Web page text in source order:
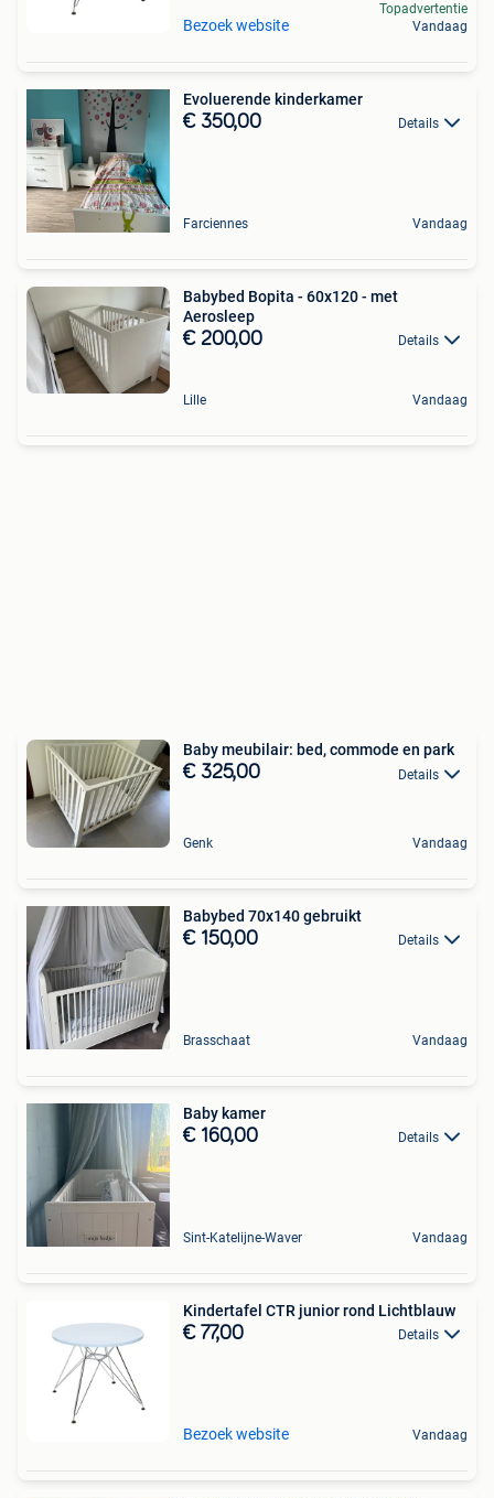
Bezoek website
Topadvertentie
Vandaag
Evoluerende kinderkamer
€ 350,00 Details
Farciennes Vandaag
Babybed Bopita - 60x120 - met
Aerosleep
€ 200,00 Details
Lille Vandaag
Baby meubilair: bed, commode en park
€ 325,00 Details
Genk Vandaag
Babybed 70x140 gebruikt
€ 150,00 Details
Brasschaat Vandaag
Baby kamer
€ 160,00 Details
Sint-Katelijne-Waver Vandaag
Kindertafel CTR junior rond Lichtblauw
€ 77,00 Details
Bezoek website Vandaag